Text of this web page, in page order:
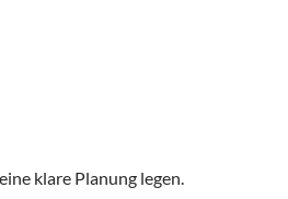
klare Planung legen.